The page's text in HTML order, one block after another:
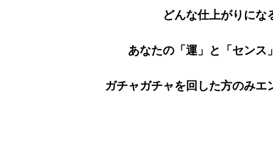
どんな仕上がりにな
あなたの「運」と「センス
ガチャガチャを回した方のみエ